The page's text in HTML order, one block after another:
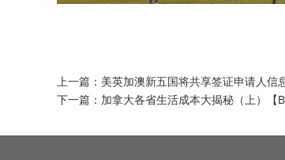
上一篇： 美英加澳新五国将共享签证申请人信
下一篇： 加拿大各省生活成本大揭秘（上）【